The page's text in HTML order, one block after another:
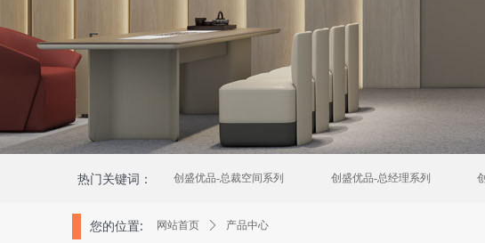
热门关键词： 创盛优品-总裁空间系列 创盛优品-总经理系列
您的位置: 网站首页 ꄲ 产品中心